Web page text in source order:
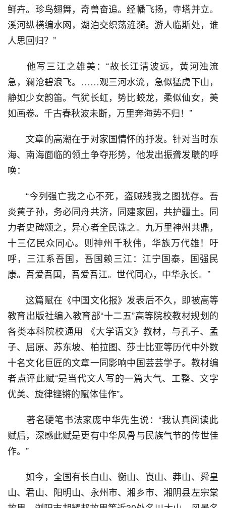
鲜卉。珍鸟翅舞，奇兽奋追。经幡飞扬，寺塔并立。
溪河纵横编水网，湖泊交织荡涟漪。游人临斯处，谁
人思回归？”
他写三江之雄美：“故长江清波远，黄河浊流
急，澜沧碧浪飞。……观三河水流，急似猛虎下山，
静如少女韵笛。气犹长虹，势比蛟龙，柔似仙女，美
如画卷。千古春秋波未断，万里奔海势不归！”
文章的高潮在于对家国情怀的抒发。针对当时东
海、南海面临的领土争夺形势，他发出振聋发聩的呼
唤：
“今列强亡我之心不死，盗贼残我之图犹存。吾
炎黄子孙，务必同舟共济，同建家园，共护疆土。同
力者史碑颂之，异心者全民诛之。九万里神州共鼎，
十三亿民众同心。则神州千秋伟，华族万代雄！吁
呼，三江系吾国，吾国赖三江：江宁国泰，国强民
康。吾爱吾国，吾爱吾江。世代同心，中华永长。”
这篇赋在《中国文化报》发表后不久，即被高等
教育出版社编入教育部“十二五”高等院校教材规划的
各类本科院校通用 《大学语文》教材，与孔子、孟
子、屈原、苏东坡、柏拉图、莎士比亚等历代中外数
十名文化巨匠的文章一同影响中国芸芸学子。教材编
者点评此赋“是当代文人写的一篇大气、工整、文字
优美、旋律铿锵的赋体佳作”。
著名硬笔书法家庞中华先生说：“我认真阅读此
赋后，深感此赋是更有中华风骨与民族气节的传世佳
作。”
如今，全国有长白山、衡山、崀山、莽山、舜皇
山、君山、阳明山、永州市、湘乡市、湘阴县左宗棠